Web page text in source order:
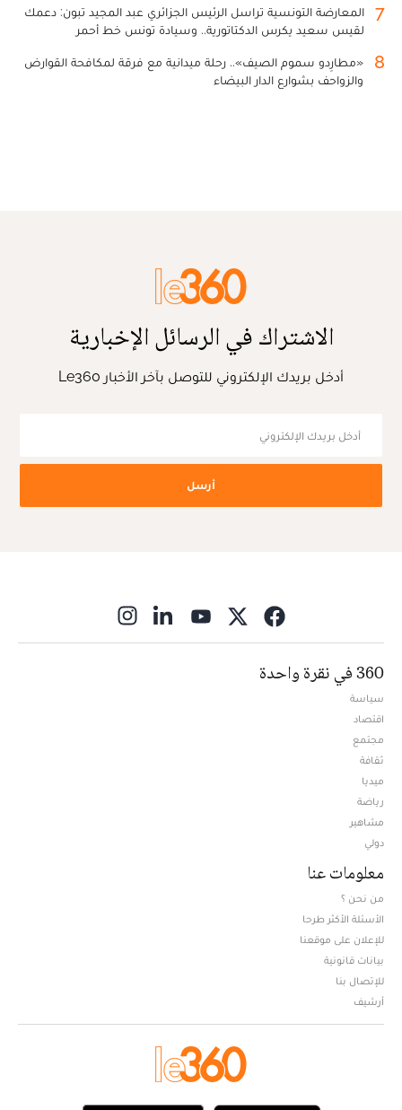
7
المعارضة التونسية تراسل الرئيس الجزائري عبد المجيد تبون: دعمك
لقيس سعيد يكرس الدكتاتورية.. وسيادة تونس خط أحمر
8
«مطارِدو سموم الصيف».. رحلة ميدانية مع فرقة لمكافحة القوارض
والزواحف بشوارع الدار البيضاء
الاشتراك في الرسائل الإخبارية
أدخل بريدك الإلكتروني للتوصل بآخر الأخبار Le360
أرسل
360 في نقرة واحدة
سياسة
اقتصاد
مجتمع
ثقافة
ميديا
رياضة
مشاهير
دولي
معلومات عنا
من نحن ؟
الأسئلة الأكثر طرحا
للإعلان على موقعنا
بيانات قانونية
للإتصال بنا
أرشيف